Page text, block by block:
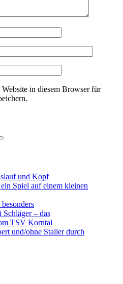
in diesem Browser für
und Kopf
Spiel auf einem kleinen
– das
TSV Korntal
und/ohne Staller durch